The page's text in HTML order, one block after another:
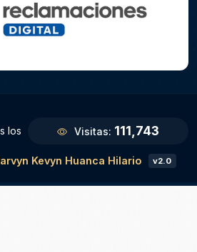
los
Visitas: 111,743
Kevyn Huanca Hilario v2.0